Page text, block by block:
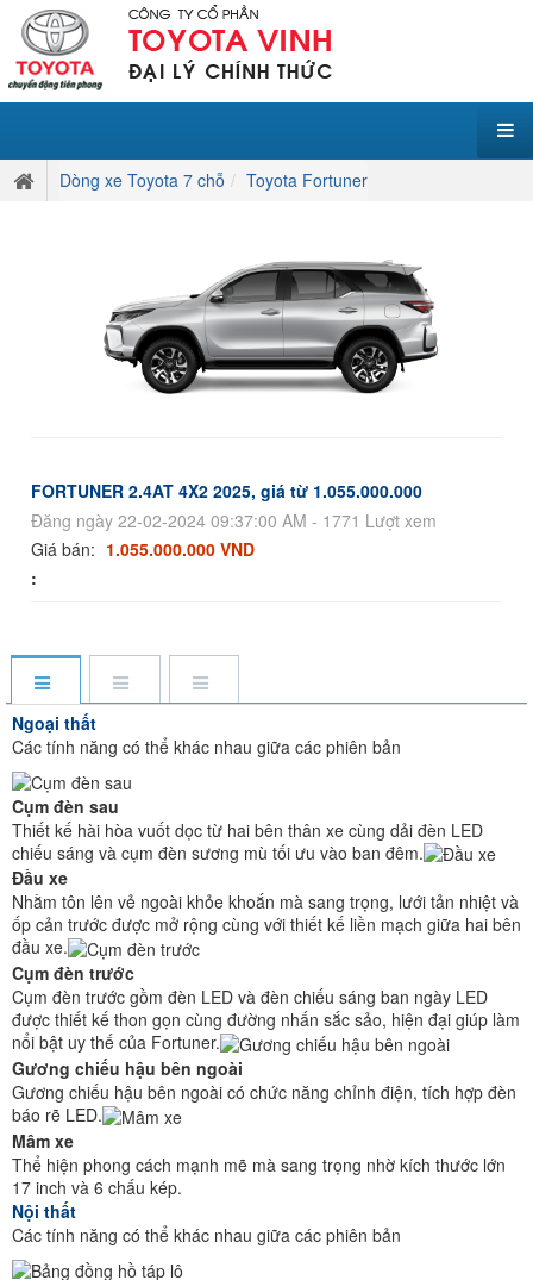
Dòng xe Toyota 7 chỗ Toyota Fortuner
FORTUNER 2.4AT 4X2 2025, giá từ 1.055.000.000
Đăng ngày 22-02-2024 09:37:00 AM - 1771 Lượt xem
Giá bán: 1.055.000.000 VND
:
Ngoại thất
Các tính năng có thể khác nhau giữa các phiên bản
Cụm đèn sau
Thiết kế hài hòa vuốt dọc từ hai bên thân xe cùng dải đèn LED
chiếu sáng và cụm đèn sương mù tối ưu vào ban đêm.
Đầu xe
Nhằm tôn lên vẻ ngoài khỏe khoắn mà sang trọng, lưới tản nhiệt và
ốp cản trước được mở rộng cùng với thiết kế liền mạch giữa hai bên
đầu xe.
Cụm đèn trước
Cụm đèn trước gồm đèn LED và đèn chiếu sáng ban ngày LED
được thiết kế thon gọn cùng đường nhấn sắc sảo, hiện đại giúp làm
nổi bật uy thế của Fortuner.
Gương chiếu hậu bên ngoài
Gương chiếu hậu bên ngoài có chức năng chỉnh điện, tích hợp đèn
báo rẽ LED.
Mâm xe
Thể hiện phong cách mạnh mẽ mà sang trọng nhờ kích thước lớn
17 inch và 6 chấu kép.
Nội thất
Các tính năng có thể khác nhau giữa các phiên bản